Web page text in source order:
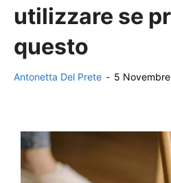
utilizzare se
questo
Antonetta Del Prete - 5